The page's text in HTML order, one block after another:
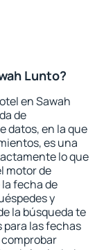
Lunto?
en Sawah
de
datos, en la que
es una
lo que
motor de
fecha de
y
la búsqueda te
las fechas